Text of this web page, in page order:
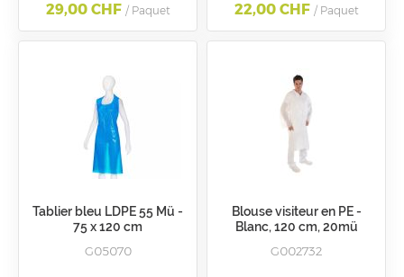
29,00 CHF / Paquet 22,00 CHF / Paquet
Tablier bleu LDPE 55 Mü -
75 x 120 cm
G05070
Blouse visiteur en PE -
Blanc, 120 cm, 20mü
G002732